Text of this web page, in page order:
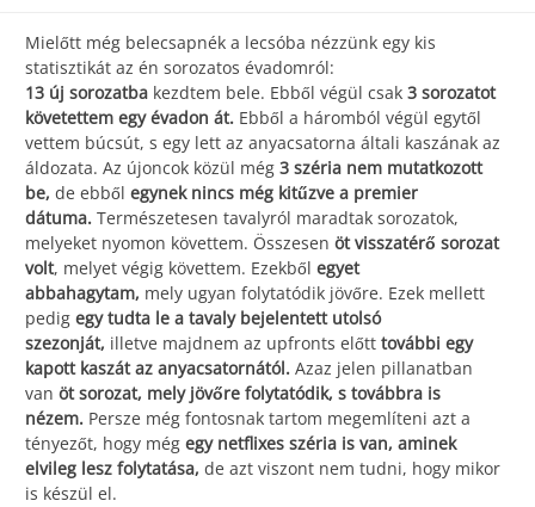
Mielőtt még belecsapnék a lecsóba nézzünk egy kis
statisztikát az én sorozatos évadomról:
13 új sorozatba kezdtem bele. Ebből végül csak 3 sorozatot
követettem egy évadon át. Ebből a háromból végül egytől
vettem búcsút, s egy lett az anyacsatorna általi kaszának az
áldozata. Az újoncok közül még 3 széria nem mutatkozott
be, de ebből egynek nincs még kitűzve a premier
dátuma. Természetesen tavalyról maradtak sorozatok,
melyeket nyomon követtem. Összesen öt visszatérő sorozat
volt, melyet végig követtem. Ezekből egyet
abbahagytam, mely ugyan folytatódik jövőre. Ezek mellett
pedig egy tudta le a tavaly bejelentett utolsó
szezonját, illetve majdnem az upfronts előtt további egy
kapott kaszát az anyacsatornától. Azaz jelen pillanatban
van öt sorozat, mely jövőre folytatódik, s továbbra is
nézem. Persze még fontosnak tartom megemlíteni azt a
tényezőt, hogy még egy netflixes széria is van, aminek
elvileg lesz folytatása, de azt viszont nem tudni, hogy mikor
is készül el.